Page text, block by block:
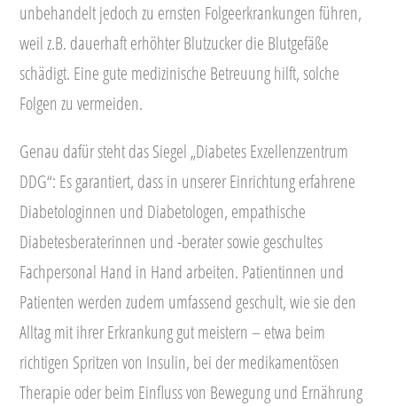
unbehandelt jedoch zu ernsten Folgeerkrankungen führen,
weil z.B. dauerhaft erhöhter Blutzucker die Blutgefäße
schädigt. Eine gute medizinische Betreuung hilft, solche
Folgen zu vermeiden.
Genau dafür steht das Siegel „Diabetes Exzellenzzentrum
DDG“: Es garantiert, dass in unserer Einrichtung erfahrene
Diabetologinnen und Diabetologen, empathische
Diabetesberaterinnen und -berater sowie geschultes
Fachpersonal Hand in Hand arbeiten. Patientinnen und
Patienten werden zudem umfassend geschult, wie sie den
Alltag mit ihrer Erkrankung gut meistern – etwa beim
richtigen Spritzen von Insulin, bei der medikamentösen
Therapie oder beim Einfluss von Bewegung und Ernährung